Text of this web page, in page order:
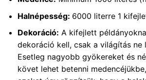
Halnépesség: 6000 literre 1
Dekoráció: A kifejlett
dekoráció kell, csak a világítás ne
Esetleg nagyobb gyökereket és
követ lehet betenni